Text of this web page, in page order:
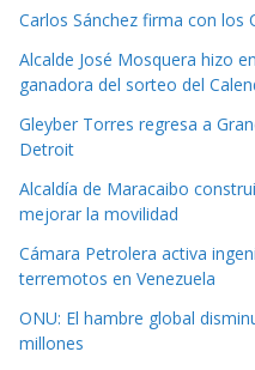
Carlos Sánchez firma con
Alcalde José Mosquera hizo
ganadora del sorteo del
Gleyber Torres regresa a
Detroit
Alcaldía de Maracaibo
mejorar la movilidad
Cámara Petrolera activa
terremotos en Venezuela
ONU: El hambre global
millones